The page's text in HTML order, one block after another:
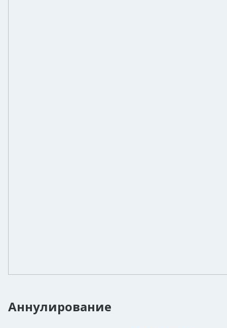
Аннулирование